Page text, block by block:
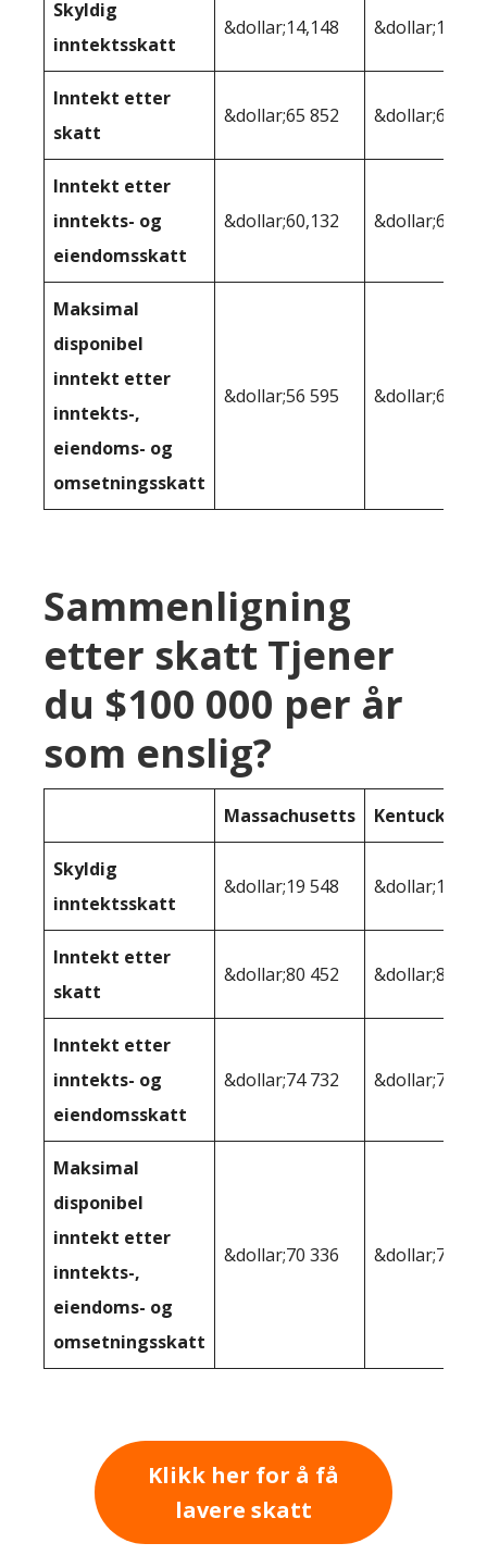
Skyldig
inntektsskatt
&dollar;14,148
Inntekt etter
skatt
&dollar;65 852 &dollar;65
Inntekt etter
inntekts- og
eiendomsskatt
&dollar;60,132 &dollar;64
Maksimal
disponibel
inntekt etter
inntekts-,
eiendoms- og
omsetningsskatt
&dollar;56 595 &dollar;60
Sammenligning
etter skatt Tjener
du $100 000 per år
som enslig?
Massachusetts Kentucky
Skyldig
inntektsskatt
&dollar;19 548 &dollar;19
Inntekt etter
skatt
&dollar;80 452 &dollar;80
Inntekt etter
inntekts- og
eiendomsskatt
&dollar;74 732
Maksimal
disponibel
inntekt etter
inntekts-,
eiendoms- og
omsetningsskatt
&dollar;70 336 &dollar;74
Klikk her for å få
lavere skatt